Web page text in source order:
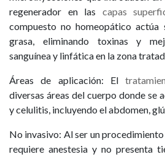
regenerador en las capas
compuesto no homeopático
grasa, eliminando toxinas y
sanguínea y linfática en la zona
Áreas de aplicación: El
diversas áreas del cuerpo donde se
y celulitis, incluyendo el abdomen,
No invasivo: Al ser un
requiere anestesia y no presenta